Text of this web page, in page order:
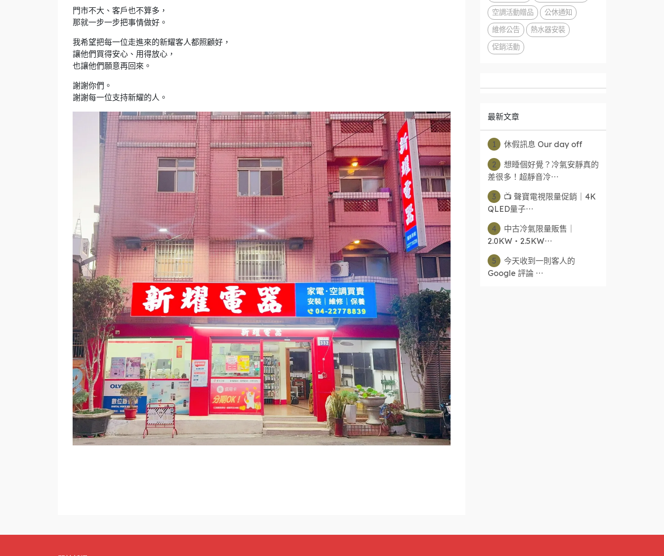
門市不大、客戶也不算多，
那就一步一步把事情做好。
我希望把每一位走進來的新耀客人都照顧好，
讓他們買得安心、用得放心，
也讓他們願意再回來。
謝謝你們。
謝謝每一位支持新耀的人。
空調活動贈品
公休通知
維修公告
熱水器安裝
促銷活動
最新文章
1 休假訊息 Our day off
2
想睡個好覺？冷氣安靜真的
差很多！超靜音冷⋯
3
📺 聲寶電視限量促銷｜4K
QLED量子⋯
4
中古冷氣限量販售｜
2.0KW・2.5KW⋯
5
今天收到一則客人的
Google 評論 ⋯